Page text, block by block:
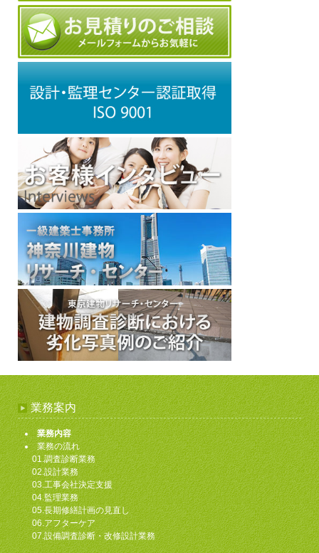
業務案内
業務内容
業務の流れ
01.調査診断業務
02.設計業務
03.工事会社決定支援
04.監理業務
05.長期修繕計画の見直し
06.アフターケア
07.設備調査診断・改修設計業務